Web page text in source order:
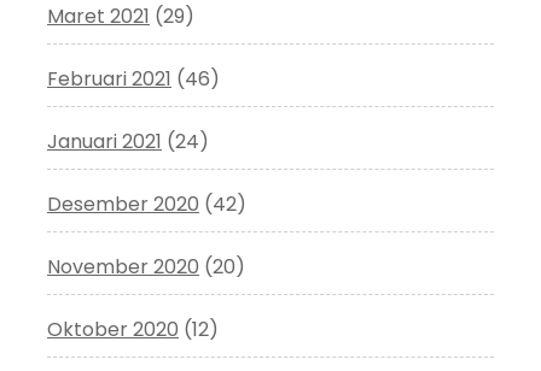
Maret 2021 (29)
Februari 2021 (46)
Januari 2021 (24)
Desember 2020 (42)
November 2020 (20)
Oktober 2020 (12)